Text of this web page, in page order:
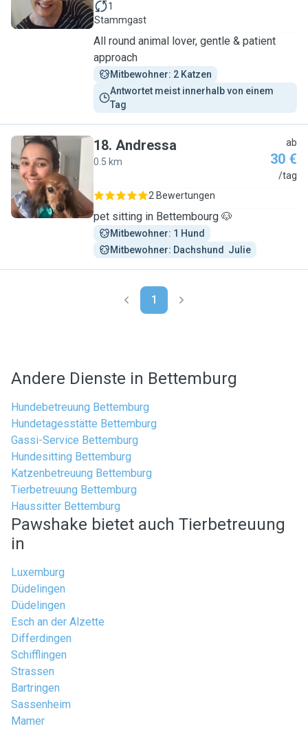
1
Stammgast
All round animal lover, gentle & patient
approach
Mitbewohner: 2 Katzen
Antwortet meist innerhalb von einem
Tag
A
18. Andressa
0.5 km
ab
30 €
/tag
2 Bewertungen
pet sitting in Bettembourg 🐶
Mitbewohner: 1 Hund
Mitbewohner: Dachshund  Julie
1
Andere Dienste in Bettemburg
Hundebetreuung Bettemburg
Hundetagesstätte Bettemburg
Gassi-Service Bettemburg
Hundesitting Bettemburg
Katzenbetreuung Bettemburg
Tierbetreuung Bettemburg
Haussitter Bettemburg
Pawshake bietet auch Tierbetreuung
in
Luxemburg
Düdelingen
Düdelingen
Esch an der Alzette
Differdingen
Schifflingen
Strassen
Bartringen
Sassenheim
Mamer